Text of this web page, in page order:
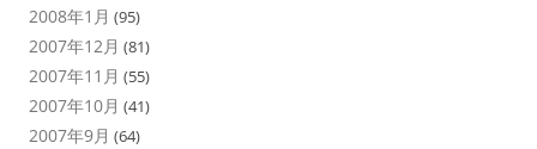
2008年1月 (95)
2007年12月 (81)
2007年11月 (55)
2007年10月 (41)
2007年9月 (64)